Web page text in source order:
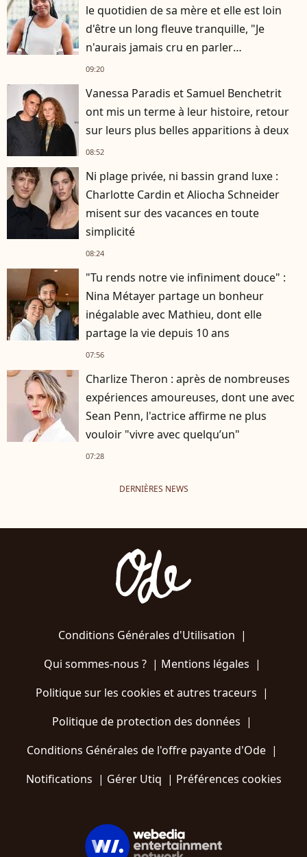
le quotidien de sa mère et elle est loin
d'être un long fleuve tranquille, "Je
n'aurais jamais cru en parler
publiquement"
09:20
Vanessa Paradis et Samuel Benchetrit
ont mis un terme à leur histoire, retour
sur leurs plus belles apparitions à deux
08:52
Ni plage privée, ni bassin grand luxe :
Charlotte Cardin et Aliocha Schneider
misent sur des vacances en toute
simplicité
08:24
"Tu rends notre vie infiniment douce" :
Nina Métayer partage un bonheur
inégalable avec Mathieu, dont elle
partage la vie depuis 10 ans
07:56
Charlize Theron : après de nombreuses
expériences amoureuses, dont une avec
Sean Penn, l'actrice affirme ne plus
vouloir "vivre avec quelqu’un"
07:28
DERNIÈRES NEWS
Conditions Générales d'Utilisation |
Qui sommes-nous ?| Mentions légales |
Politique sur les cookies et autres traceurs |
Politique de protection des données |
Conditions Générales de l'offre payante d'Ode |
Notifications | Gérer Utiq | Préférences cookies